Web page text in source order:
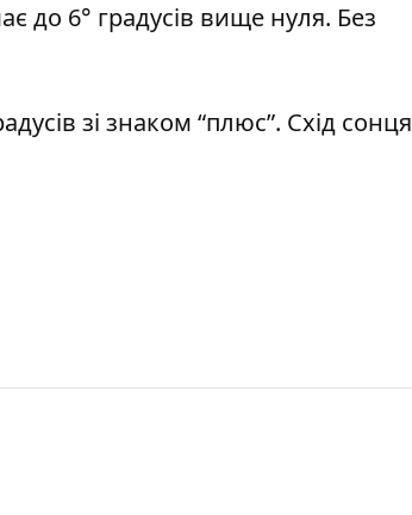
до 6° градусів вище нуля. Без
зі знаком “плюс”. Схід сонця